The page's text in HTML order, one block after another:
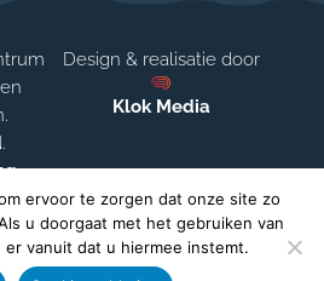
.
.
Design & realisatie door
Klok Media
ervoor te zorgen dat onze site zo
u doorgaat met het gebruiken van
vanuit dat u hiermee instemt.